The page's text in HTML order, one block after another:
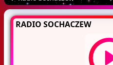
RADIO SOCHACZEW